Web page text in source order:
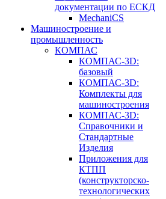
документации по ЕСКД
MechaniCS
Машиностроение и
промышленность
КОМПАС
КОМПАС-3D:
базовый
КОМПАС-3D:
Комплекты для
машиностроения
КОМПАС-3D:
Справочники и
Стандартные
Изделия
Приложения для
КТПП
(конструкторско-
технологических